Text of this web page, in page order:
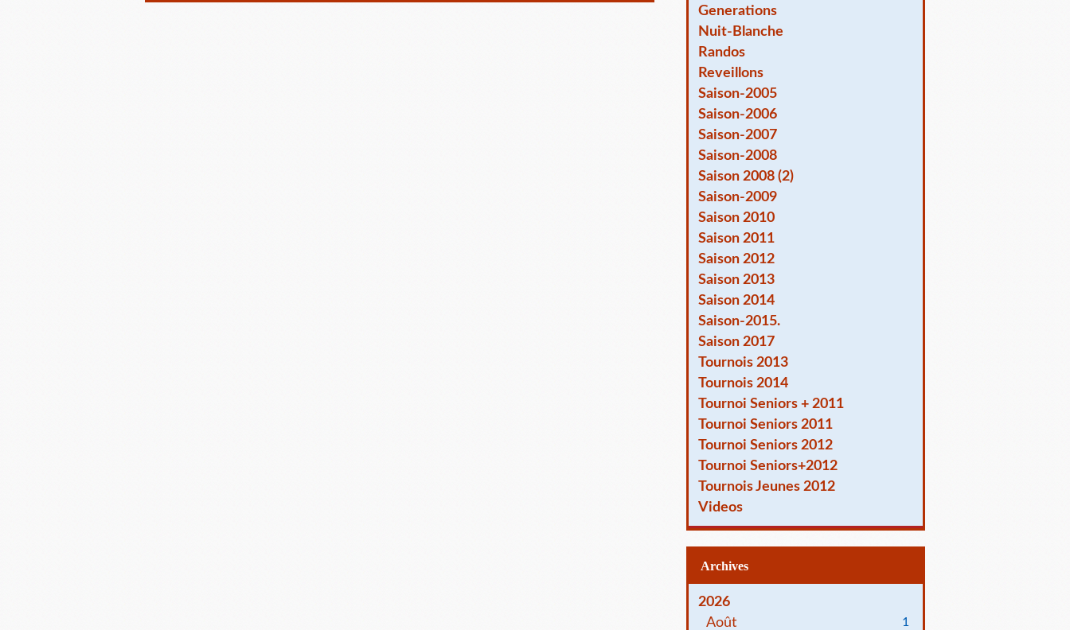
Generations
Nuit-Blanche
Randos
Reveillons
Saison-2005
Saison-2006
Saison-2007
Saison-2008
Saison 2008 (2)
Saison-2009
Saison 2010
Saison 2011
Saison 2012
Saison 2013
Saison 2014
Saison-2015.
Saison 2017
Tournois 2013
Tournois 2014
Tournoi Seniors + 2011
Tournoi Seniors 2011
Tournoi Seniors 2012
Tournoi Seniors+2012
Tournois Jeunes 2012
Videos
Archives
2026
Août
1